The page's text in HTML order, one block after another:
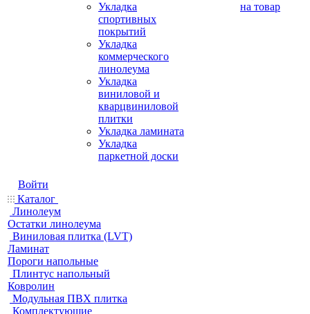
Укладка
спортивных
покрытий
Укладка
коммерческого
линолеума
Укладка
виниловой и
кварцвиниловой
плитки
Укладка ламината
Укладка
паркетной доски
на товар
Войти
Каталог
Линолеум
Остатки линолеума
Виниловая плитка (LVT)
Ламинат
Пороги напольные
Плинтус напольный
Ковролин
Модульная ПВХ плитка
Комплектующие